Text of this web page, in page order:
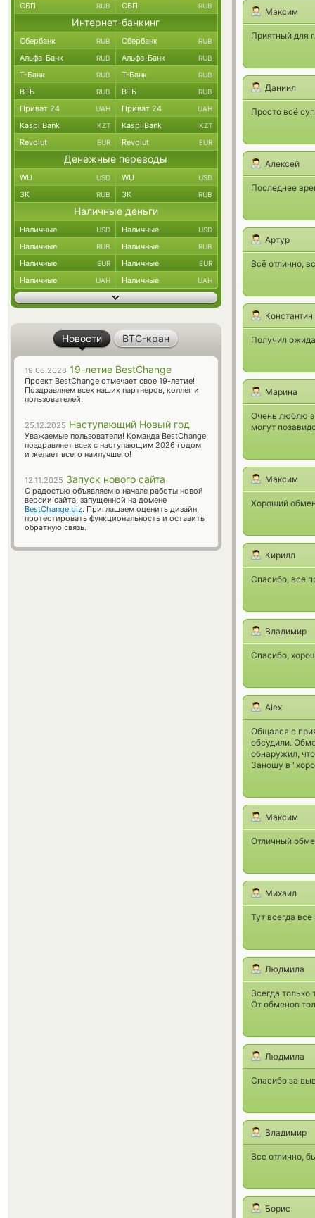
Максим
Приятный для
Даниил
Просто всё
Алексей
Последнее
Артур
Всё отлично,
Константин
Получил
Марина
Очень люблю
могут
Максим
Хороший
Кирилл
Спасибо, все
Владимир
Спасибо,
Alex
Общался с
обсудили.
обнаружил,
Заношу в
Максим
Отличный
Михаил
Тут всегда все
Людмила
Всегда
От обменов
Людмила
Спасибо за
Владимир
Все отлично,
Борис
СБП RUB СБП RUB
Интернет-банкинг
Сбербанк RUB Сбербанк RUB
Альфа-Банк RUB Альфа-Банк RUB
Т-Банк RUB Т-Банк RUB
ВТБ RUB ВТБ RUB
Приват 24 UAH Приват 24 UAH
Kaspi Bank KZT Kaspi Bank KZT
Revolut EUR Revolut EUR
Денежные переводы
WU USD WU USD
ЗК RUB ЗК RUB
Наличные деньги
Наличные USD Наличные USD
Наличные RUB Наличные RUB
Наличные EUR Наличные EUR
Наличные UAH Наличные UAH
Новости BTC-кран
19.06.2026 19-летие BestChange
Проект BestChange отмечает свое 19-летие!
Поздравляем всех наших партнеров, коллег и
пользователей.
25.12.2025 Наступающий Новый год
Уважаемые пользователи! Команда BestChange
поздравляет всех с наступающим 2026 годом
и желает всего наилучшего!
12.11.2025 Запуск нового сайта
С радостью объявляем о начале работы новой
версии сайта, запущенной на домене
BestChange.biz. Приглашаем оценить дизайн,
протестировать функциональность и оставить
обратную связь.